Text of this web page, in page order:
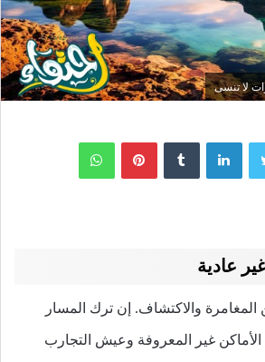
لينكدإن ‏Tumblr بينتيريستواتساب
عادية
والاكتشاف. إن ترك المسار
غير المعروفة وعيش التجارب